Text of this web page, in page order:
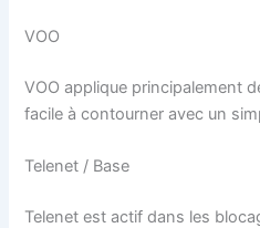
VOO
VOO applique principalement
facile à contourner avec un
Telenet / Base
Telenet est actif dans les